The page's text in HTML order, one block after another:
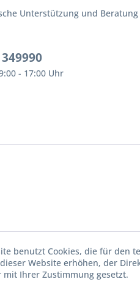
Unterstützung und Beratung
- 17:00 Uhr
benutzt Cookies, die für den
Website erhöhen, der
Ihrer Zustimmung gesetzt.